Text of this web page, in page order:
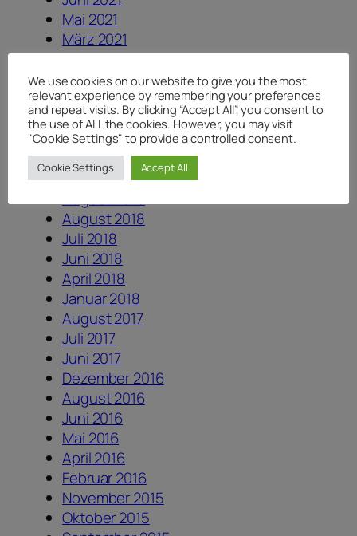
Mai 2021
März 2021
Februar 2021
Oktober 2020
September 2020
Juli 2020
Juni 2020
Mai 2020
April 2020
August 2019
August 2018
Juli 2018
Juni 2018
April 2018
Januar 2018
August 2017
Juli 2017
Juni 2017
Dezember 2016
August 2016
Juni 2016
Mai 2016
April 2016
Februar 2016
November 2015
Oktober 2015
We use cookies on our website to give you the most
relevant experience by remembering your preferences
and repeat visits. By clicking “Accept All”, you consent to
the use of ALL the cookies. However, you may visit
"Cookie Settings" to provide a controlled consent.
Cookie Settings Accept All